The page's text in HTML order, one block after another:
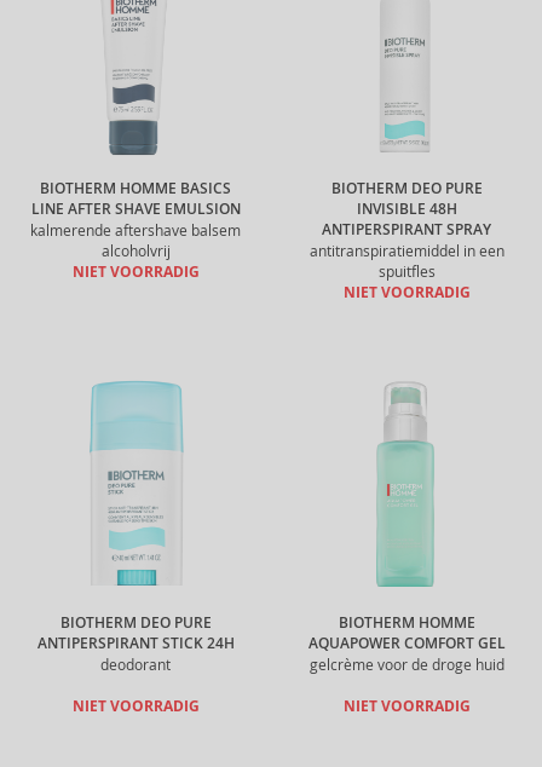
BIOTHERM HOMME BASICS
LINE AFTER SHAVE EMULSION
kalmerende aftershave balsem
alcoholvrij
NIET VOORRADIG
BIOTHERM DEO PURE
INVISIBLE 48H
ANTIPERSPIRANT SPRAY
antitranspiratiemiddel in een
spuitfles
NIET VOORRADIG
BIOTHERM DEO PURE
ANTIPERSPIRANT STICK 24H
deodorant
NIET VOORRADIG
BIOTHERM HOMME
AQUAPOWER COMFORT GEL
gelcrème voor de droge huid
NIET VOORRADIG